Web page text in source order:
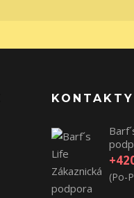
KONTAKTY
(Po-